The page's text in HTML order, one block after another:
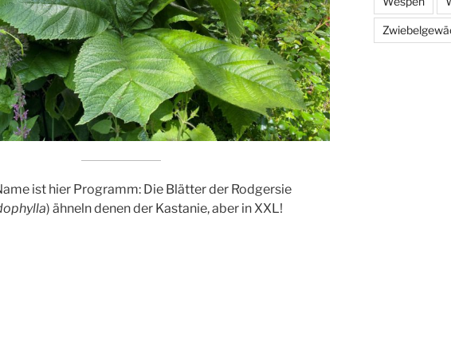
ist hier Programm: Die Blätter der Rodgersie
) ähneln denen der Kastanie, aber in XXL!